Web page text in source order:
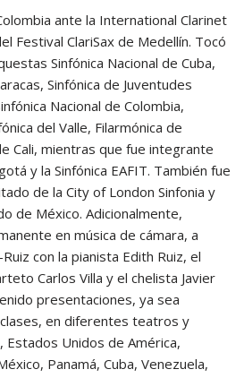
ante la International Clarinet
Festival ClariSax de Medellín. Tocó
Sinfónica Nacional de Cuba,
Sinfónica de Juventudes
Nacional de Colombia,
del Valle, Filarmónica de
Cali, mientras que fue integrante
y la Sinfónica EAFIT. También fue
de la City of London Sinfonia y
de México. Adicionalmente,
en música de cámara, a
con la pianista Edith Ruiz, el
Carlos Villa y el chelista Javier
presentaciones, ya sea
en diferentes teatros y
Estados Unidos de América,
Panamá, Cuba, Venezuela,